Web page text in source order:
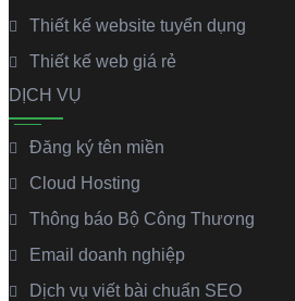
Thiết kế website tuyển dụng
Thiết kế web giá rẻ
DỊCH VỤ
Đăng ký tên miền
Cloud Hosting
Thông báo Bộ Công Thương
Email doanh nghiệp
Dịch vụ viết bài chuẩn SEO